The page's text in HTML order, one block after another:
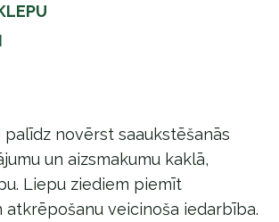
palīdz novērst saaukstēšanās
un aizsmakumu kaklā,
Liepu ziediem piemīt
atkrēpošanu veicinoša iedarbība.